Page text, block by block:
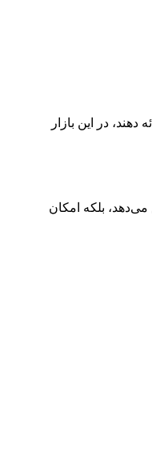
در این بازار
بلکه امکان